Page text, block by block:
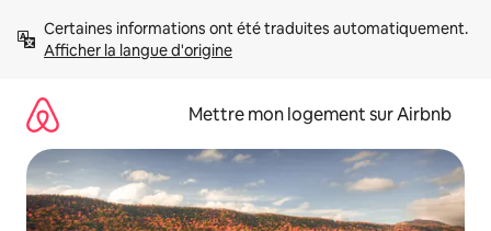
directement
Afficher la langue d'origine
Mettre mon logement sur Airbnb